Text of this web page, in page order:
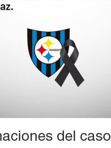
del caso